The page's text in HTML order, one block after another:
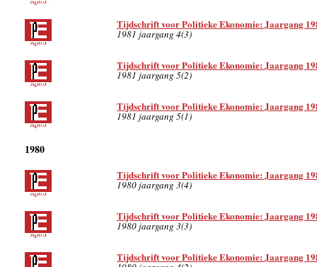
Tijdschrift voor Politieke Ekonomie: Jaargang
1981 jaargang 4(3)
Tijdschrift voor Politieke Ekonomie: Jaargang
1981 jaargang 5(2)
Tijdschrift voor Politieke Ekonomie: Jaargang
1981 jaargang 5(1)
1980
Tijdschrift voor Politieke Ekonomie: Jaargang
1980 jaargang 3(4)
Tijdschrift voor Politieke Ekonomie: Jaargang
1980 jaargang 3(3)
Tijdschrift voor Politieke Ekonomie: Jaargang